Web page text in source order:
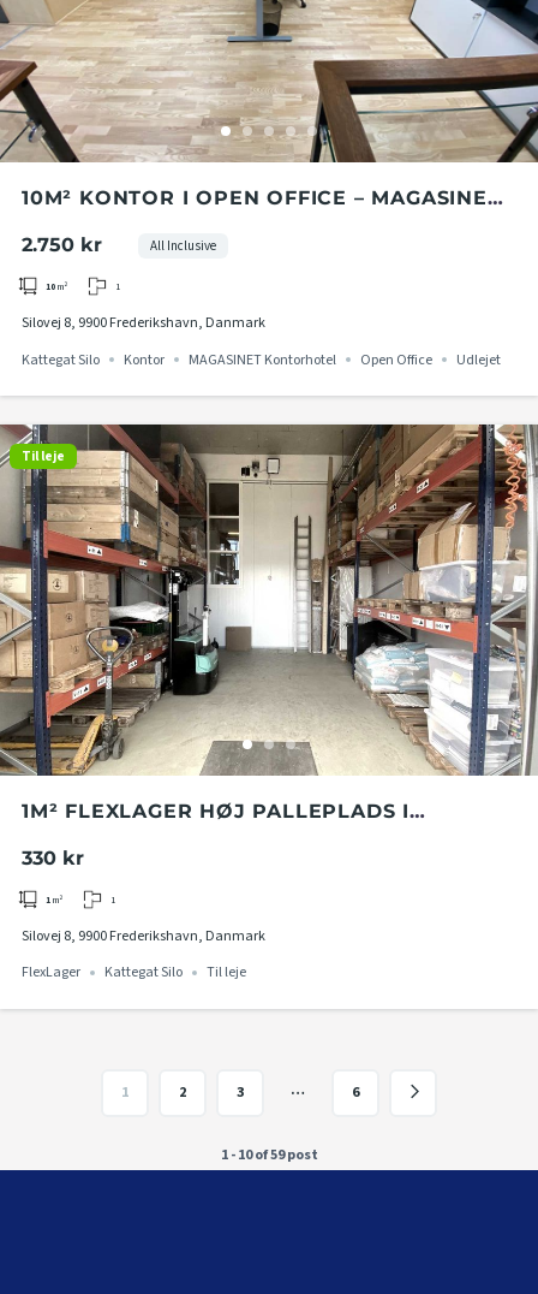
10M² KONTOR I OPEN OFFICE – MAGASINET
2.750 kr
All Inclusive
10 m² 1
Silovej 8, 9900 Frederikshavn, Danmark
Kattegat Silo
Kontor MAGASINET Kontorhotel Open Office Udlejet
Til leje
1M² FLEXLAGER HØJ PALLEPLADS I
330 kr
1 m² 1
Silovej 8, 9900 Frederikshavn, Danmark
FlexLager
Kattegat Silo Til leje
1 2 3 … 6
1 - 10 of 59 post